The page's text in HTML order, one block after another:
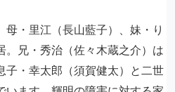
・里江（長山藍子）、妹・り
。兄・秀治（佐々木蔵之介）は
子・幸太郎（須賀健太）と二世